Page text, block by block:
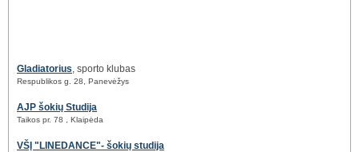
Gladiatorius, sporto klubas
Respublikos g. 28, Panevėžys
AJP šokių Studija
Taikos pr. 78 , Klaipėda
VŠĮ "LINEDANCE"- šokių studija